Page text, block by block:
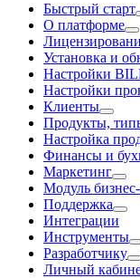
Быстрый старт
О платформе
Установка и
Настройки
Настройки
Клиенты
Продукты,
Настройка
Финансы и
Маркетинг
Модуль
Поддержка
Интеграции
Инструменты
Разработчику
Личный